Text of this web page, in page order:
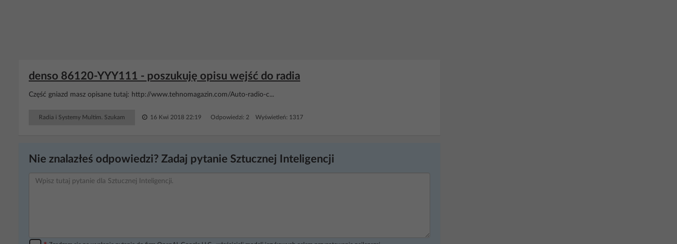
denso 86120-YYY111 - poszukuję opisu wejść do radia
Część gniazd masz opisane tutaj: http://www.tehnomagazin.com/Auto-radio-c...
Radia i Systemy Multim. Szukam 16 Kwi 2018 22:19 Odpowiedzi: 2 Wyświetleń: 1317
Nie znalazłeś odpowiedzi? Zadaj pytanie Sztucznej Inteligencji